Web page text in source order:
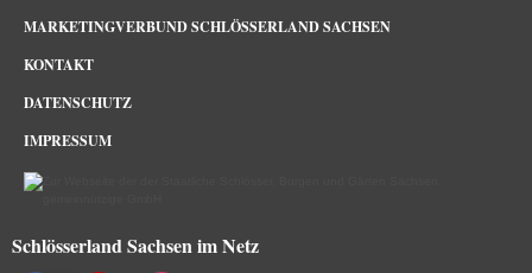
MARKETINGVERBUND SCHLÖSSERLAND SACHSEN
KONTAKT
DATENSCHUTZ
IMPRESSUM
Schlösserland Sachsen im Netz